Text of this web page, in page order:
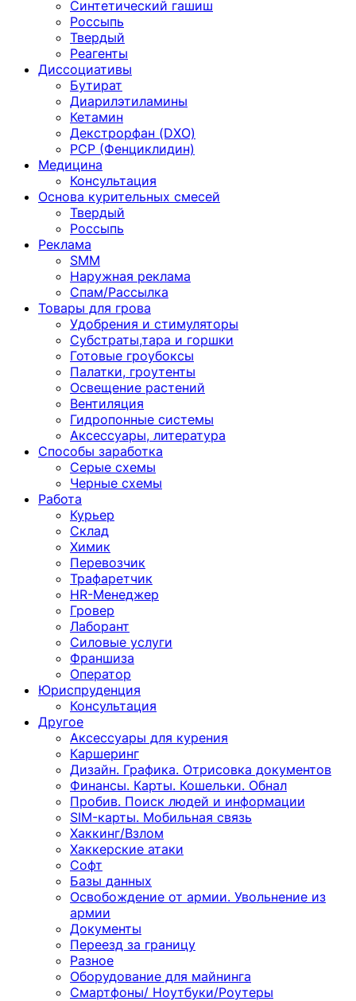
Синтетический гашиш
Россыпь
Твердый
Реагенты
Диссоциативы
Бутират
Диарилэтиламины
Кетамин
Декстрорфан (DXO)
PCP (Фенциклидин)
Медицина
Консультация
Основа курительных смесей
Твердый
Россыпь
Реклама
SMM
Наружная реклама
Спам/Рассылка
Товары для грова
Удобрения и стимуляторы
Субстраты,тара и горшки
Готовые гроубоксы
Палатки, гроутенты
Освещение растений
Вентиляция
Гидропонные системы
Аксессуары, литература
Способы заработка
Серые схемы
Черные схемы
Работа
Курьер
Склад
Химик
Перевозчик
Трафаретчик
HR-Менеджер
Гровер
Лаборант
Силовые услуги
Франшиза
Оператор
Юриспруденция
Консультация
Другoе
Аксессуары для курения
Каршеринг
Дизайн. Графика. Отрисовка документов
Финансы. Карты. Кошельки. Обнал
Пробив. Поиск людей и информации
SIM-карты. Мобильная связь
Хаккинг/Взлом
Хаккерские атаки
Софт
Базы данных
Освобождение от армии. Увольнение из
армии
Документы
Переезд за границу
Разное
Оборудование для майнинга
Смартфоны/ Ноутбуки/Роутеры